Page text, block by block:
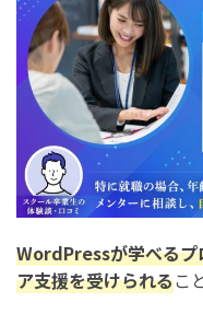
WordPressが学べるプ
ア支援を受けられるこ